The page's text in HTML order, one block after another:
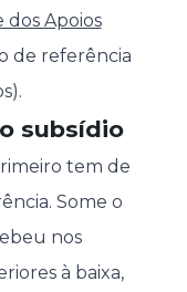
dos Apoios
de referência
subsídio
tem de
Some o
nos
à baixa,